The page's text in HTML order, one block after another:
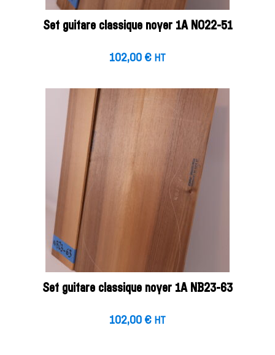
Set guitare classique noyer 1A NO22-51
102,00 € HT
Set guitare classique noyer 1A NB23-63
102,00 € HT